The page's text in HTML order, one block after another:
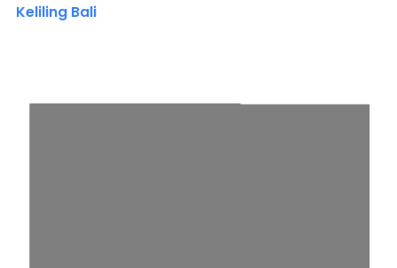
Keliling Bali